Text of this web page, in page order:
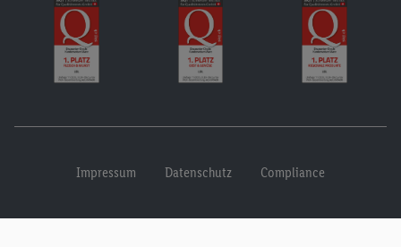
Impressum Datenschutz Compliance